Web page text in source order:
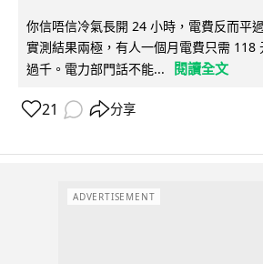
你信唔信冷氣長開 24 小時，電費反而平
實測結果兩極，有人一個月電費只需 118
過千。電力部門話不能...
閱讀全文
21 分享
ADVERTISEMENT